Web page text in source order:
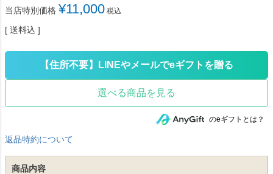
商品内容
当店特別価格 ¥11,000 税込
送料込
選べる商品を見る
のeギフトとは？
返品特約について